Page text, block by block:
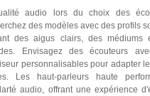
audio lors du choix des
des modèles avec des profils
des aigus clairs, des médiums
Envisagez des écouteurs
personnalisables pour adapter
Les haut-parleurs haute
audio, offrant une expérience